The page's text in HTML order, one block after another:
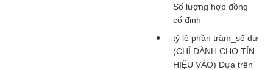
Số lượng hợp đồng
cố định
tỷ lệ phần trăm_số dư
(CHỈ DÀNH CHO TÍN
HIỆU VÀO) Dựa trên